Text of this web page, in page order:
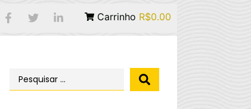
Carrinho R$0.00